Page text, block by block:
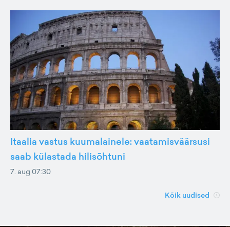
Itaalia vastus kuumalainele: vaatamisväärsusi
saab külastada hilisõhtuni
7. aug 07:30
Kõik uudised